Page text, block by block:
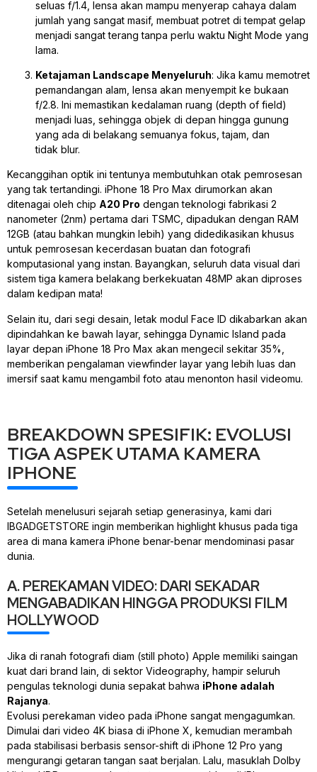
seluas f/1.4, lensa akan mampu menyerap cahaya dalam
jumlah yang sangat masif, membuat potret di tempat gelap
menjadi sangat terang tanpa perlu waktu Night Mode yang
lama.
Ketajaman Landscape Menyeluruh: Jika kamu memotret
pemandangan alam, lensa akan menyempit ke bukaan
f/2.8. Ini memastikan kedalaman ruang (depth of field)
menjadi luas, sehingga objek di depan hingga gunung
yang ada di belakang semuanya fokus, tajam, dan
tidak blur.
Kecanggihan optik ini tentunya membutuhkan otak pemrosesan
yang tak tertandingi. iPhone 18 Pro Max dirumorkan akan
ditenagai oleh chip A20 Pro dengan teknologi fabrikasi 2
nanometer (2nm) pertama dari TSMC, dipadukan dengan RAM
12GB (atau bahkan mungkin lebih) yang didedikasikan khusus
untuk pemrosesan kecerdasan buatan dan fotografi
komputasional yang instan. Bayangkan, seluruh data visual dari
sistem tiga kamera belakang berkekuatan 48MP akan diproses
dalam kedipan mata!
Selain itu, dari segi desain, letak modul Face ID dikabarkan akan
dipindahkan ke bawah layar, sehingga Dynamic Island pada
layar depan iPhone 18 Pro Max akan mengecil sekitar 35%,
memberikan pengalaman viewfinder layar yang lebih luas dan
imersif saat kamu mengambil foto atau menonton hasil videomu.
BREAKDOWN SPESIFIK: EVOLUSI
TIGA ASPEK UTAMA KAMERA
IPHONE
Setelah menelusuri sejarah setiap generasinya, kami dari
IBGADGETSTORE ingin memberikan highlight khusus pada tiga
area di mana kamera iPhone benar-benar mendominasi pasar
dunia.
A. PEREKAMAN VIDEO: DARI SEKADAR
MENGABADIKAN HINGGA PRODUKSI FILM
HOLLYWOOD
Jika di ranah fotografi diam (still photo) Apple memiliki saingan
kuat dari brand lain, di sektor Videography, hampir seluruh
pengulas teknologi dunia sepakat bahwa iPhone adalah
Rajanya.
Evolusi perekaman video pada iPhone sangat mengagumkan.
Dimulai dari video 4K biasa di iPhone X, kemudian merambah
pada stabilisasi berbasis sensor-shift di iPhone 12 Pro yang
mengurangi getaran tangan saat berjalan. Lalu, masuklah Dolby